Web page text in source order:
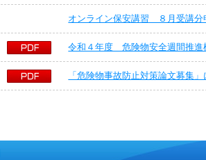
オンライン保安講習 ８月受講分
令和４年度 危険物安全週間推進
「危険物事故防止対策論文募集